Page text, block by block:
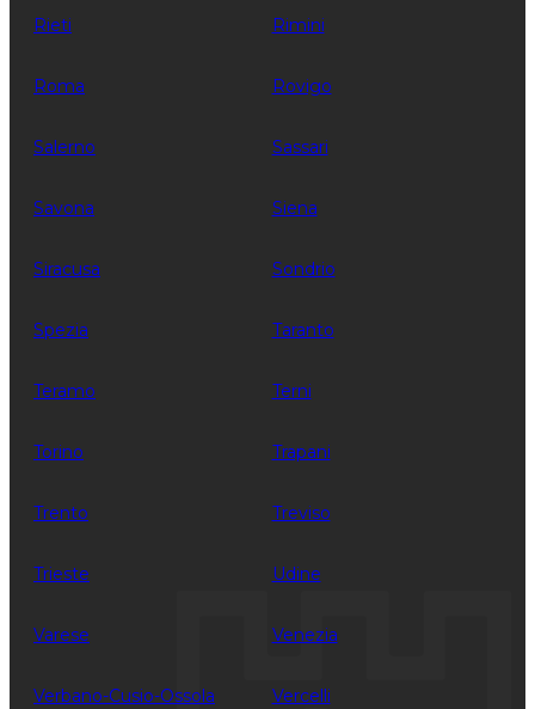
Rieti Rimini
Roma Rovigo
Salerno Sassari
Savona Siena
Siracusa Sondrio
Spezia Taranto
Teramo Terni
Torino Trapani
Trento Treviso
Trieste Udine
Varese Venezia
Verbano-Cusio-Ossola Vercelli